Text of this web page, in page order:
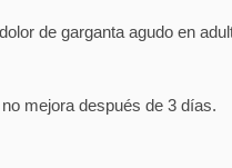
de garganta agudo en
mejora después de 3 días.